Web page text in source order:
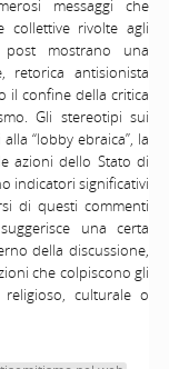
messaggi che
collettive rivolte agli
mostrano una
retorica antisionista
il confine della critica
Gli stereotipi sui
“lobby ebraica”, la
azioni dello Stato di
indicatori significativi
di questi commenti
una certa
della discussione,
che colpiscono gli
culturale o